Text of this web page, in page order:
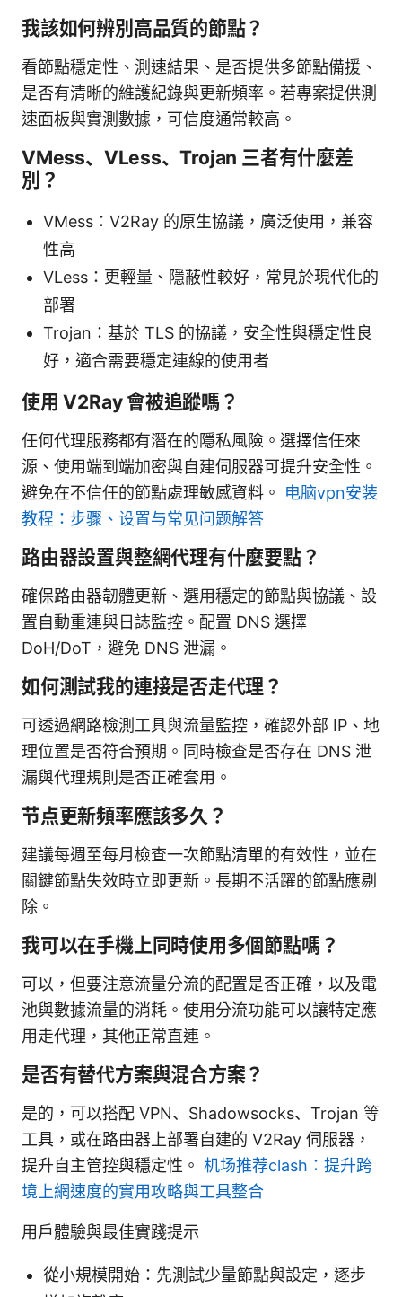
我該如何辨別高品質的節點？
看節點穩定性、測速結果、是否提供多節點備援、
是否有清晰的維護紀錄與更新頻率。若專案提供測
速面板與實測數據，可信度通常較高。
VMess、VLess、Trojan 三者有什麼差
別？
VMess：V2Ray 的原生協議，廣泛使用，兼容
性高
VLess：更輕量、隱蔽性較好，常見於現代化的
部署
Trojan：基於 TLS 的協議，安全性與穩定性良
好，適合需要穩定連線的使用者
使用 V2Ray 會被追蹤嗎？
任何代理服務都有潛在的隱私風險。選擇信任來
源、使用端到端加密與自建伺服器可提升安全性。
避免在不信任的節點處理敏感資料。 电脑vpn安装
教程：步骤、设置与常见问题解答
路由器設置與整網代理有什麼要點？
確保路由器韌體更新、選用穩定的節點與協議、設
置自動重連與日誌監控。配置 DNS 選擇
DoH/DoT，避免 DNS 泄漏。
如何測試我的連接是否走代理？
可透過網路檢測工具與流量監控，確認外部 IP、地
理位置是否符合預期。同時檢查是否存在 DNS 泄
漏與代理規則是否正確套用。
节点更新頻率應該多久？
建議每週至每月檢查一次節點清單的有效性，並在
關鍵節點失效時立即更新。長期不活躍的節點應剔
除。
我可以在手機上同時使用多個節點嗎？
可以，但要注意流量分流的配置是否正確，以及電
池與數據流量的消耗。使用分流功能可以讓特定應
用走代理，其他正常直連。
是否有替代方案與混合方案？
是的，可以搭配 VPN、Shadowsocks、Trojan 等
工具，或在路由器上部署自建的 V2Ray 伺服器，
提升自主管控與穩定性。 机场推荐clash：提升跨
境上網速度的實用攻略與工具整合
用戶體驗與最佳實踐提示
從小規模開始：先測試少量節點與設定，逐步